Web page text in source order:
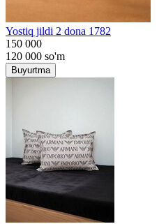
Yostiq jildi 2 dona 1782
150 000
120 000 so'm
Buyurtma